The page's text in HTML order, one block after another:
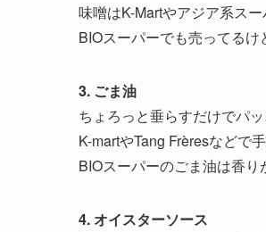
味噌はK-Martやアジア系スー
BIOスーパーでも売ってるけ
3. ごま油
ちょろっと垂らすだけでパ
K-martやTang Frèresなどで
BIOスーパーのごま油は香
4. オイスターソース